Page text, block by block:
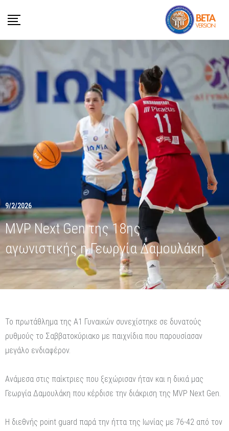
9/2/2026
MVP Next Gen της 18ης
αγωνιστικής η Γεωργία Δαμουλάκη
Το πρωτάθλημα της Α1 Γυναικών συνεχίστηκε σε δυνατούς
ρυθμούς το Σαββατοκύριακο με παιχνίδια που παρουσίασαν
μεγάλο ενδιαφέρον.
Ανάμεσα στις παίκτριες που ξεχώρισαν ήταν και η δικιά μας
Γεωργία Δαμουλάκη που κέρδισε την διάκριση της MVP Next Gen.
Η διεθνής point guard παρά την ήττα της Ιωνίας με 76-42 από τον